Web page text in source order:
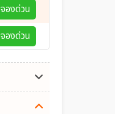
จองด่วน
จองด่วน